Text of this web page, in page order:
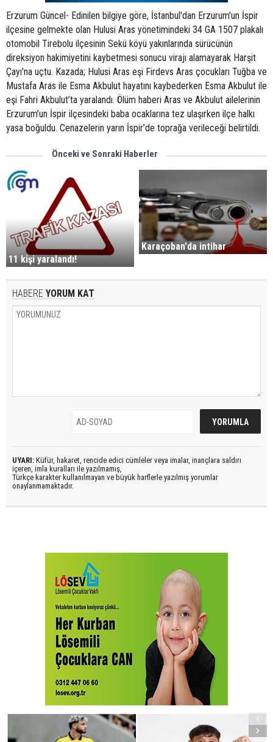
Erzurum Güncel- Edinilen bilgiye göre, İstanbul'dan Erzurum'un İspir
ilçesine gelmekte olan Hulusi Aras yönetimindeki 34 GA 1507 plakalı
otomobil Tirebolu ilçesinin Sekü köyü yakınlarında sürücünün
direksiyon hakimiyetini kaybetmesi sonucu virajı alamayarak Harşit
Çayı'na uçtu. Kazada; Hulusi Aras eşi Firdevs Aras çocukları Tuğba ve
Mustafa Aras ile Esma Akbulut hayatını kaybederken Esma Akbulut ile
eşi Fahri Akbulut’ta yaralandı. Ölüm haberi Aras ve Akbulut ailelerinin
Erzurum’un İspir ilçesindeki baba ocaklarına tez ulaşırken ilçe halkı
yasa boğuldu. Cenazelerin yarın İspir’de toprağa verileceği belirtildi.
Önceki ve Sonraki Haberler
11 kişi yaralandı!
Karaçoban'da intihar
HABERE YORUM KAT
UYARI: Küfür, hakaret, rencide edici cümleler veya imalar, inançlara saldırı
içeren, imla kuralları ile yazılmamış,
Türkçe karakter kullanılmayan ve büyük harflerle yazılmış yorumlar
onaylanmamaktadır.